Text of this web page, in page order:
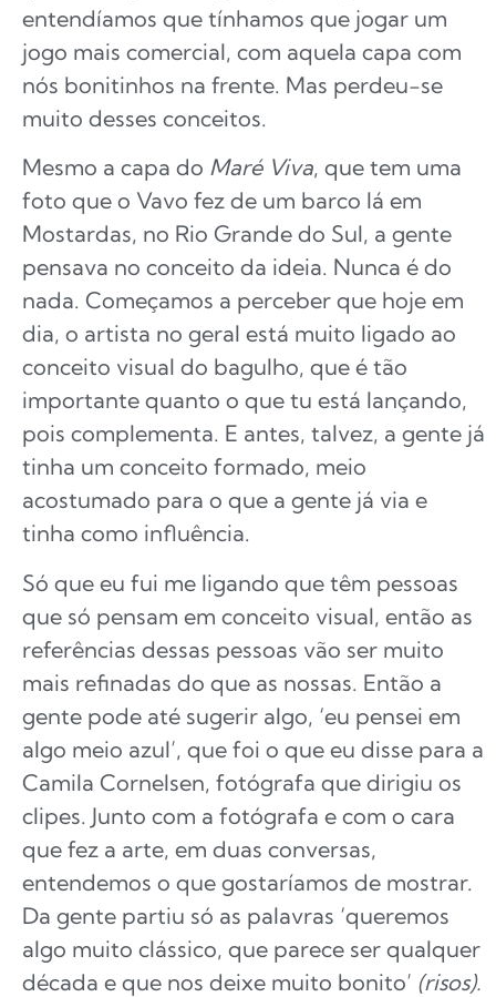
entendíamos que tínhamos que jogar um
jogo mais comercial, com aquela capa com
nós bonitinhos na frente. Mas perdeu-se
muito desses conceitos.
Mesmo a capa do Maré Viva, que tem uma
foto que o Vavo fez de um barco lá em
Mostardas, no Rio Grande do Sul, a gente
pensava no conceito da ideia. Nunca é do
nada. Começamos a perceber que hoje em
dia, o artista no geral está muito ligado ao
conceito visual do bagulho, que é tão
importante quanto o que tu está lançando,
pois complementa. E antes, talvez, a gente já
tinha um conceito formado, meio
acostumado para o que a gente já via e
tinha como influência.
Só que eu fui me ligando que têm pessoas
que só pensam em conceito visual, então as
referências dessas pessoas vão ser muito
mais refinadas do que as nossas. Então a
gente pode até sugerir algo, ‘eu pensei em
algo meio azul’, que foi o que eu disse para a
Camila Cornelsen, fotógrafa que dirigiu os
clipes. Junto com a fotógrafa e com o cara
que fez a arte, em duas conversas,
entendemos o que gostaríamos de mostrar.
Da gente partiu só as palavras ‘queremos
algo muito clássico, que parece ser qualquer
década e que nos deixe muito bonito’ (risos).